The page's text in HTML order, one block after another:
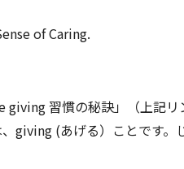
of Caring.
習慣の秘訣」（上記リ
giving (あげる）ことです。